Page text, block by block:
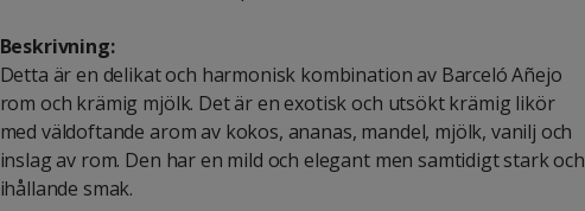
Beskrivning:
Detta är en delikat och harmonisk kombination av Barceló Añejo
rom och krämig mjölk. Det är en exotisk och utsökt krämig likör
med väldoftande arom av kokos, ananas, mandel, mjölk, vanilj och
inslag av rom. Den har en mild och elegant men samtidigt stark och
ihållande smak.